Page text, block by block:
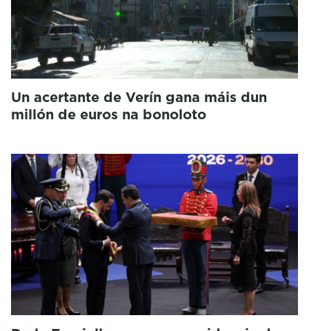
Un acertante de Verín gana máis dun
millón de euros na bonoloto